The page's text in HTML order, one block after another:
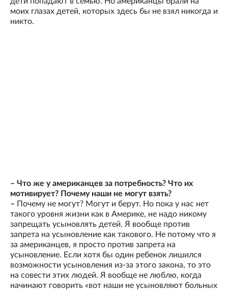
моих глазах детей, которых здесь бы не взял никогда и
никто.
– Что же у американцев за потребность? Что их
мотивирует? Почему наши не могут взять?
– Почему не могут? Могут и берут. Но пока у нас нет
такого уровня жизни как в Америке, не надо никому
запрещать усыновлять детей. Я вообще против
запрета на усыновление как такового. Не потому что я
за американцев, я просто против запрета на
усыновление. Если хотя бы один ребенок лишился
возможности усыновления из-за этого закона, то это
на совести этих людей. Я вообще не люблю, когда
начинают говорить «вот наши не усыновляют больных